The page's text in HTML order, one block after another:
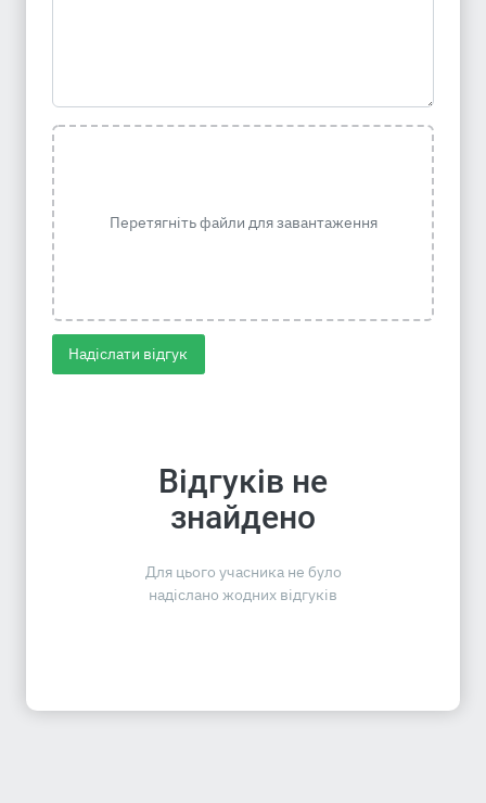
Перетягніть файли для завантаження
Надіслати відгук
Відгуків не
знайдено
Для цього учасника не було
надіслано жодних відгуків